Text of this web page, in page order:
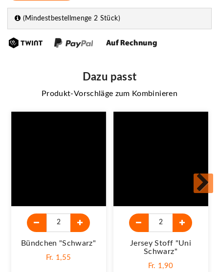
(Mindestbestellmenge 2 Stück)
Dazu passt
Produkt-Vorschläge zum Kombinieren
Bündchen "schwarz"
Fr. 1,55
Jersey Stoff "Uni
Schwarz"
Fr. 1,90